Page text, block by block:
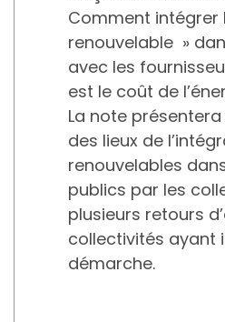
Comment intégrer
renouvelable »
avec les
est le coût de
La note
des lieux de
renouvelables
publics par les
plusieurs retours
collectivités ayant
démarche.